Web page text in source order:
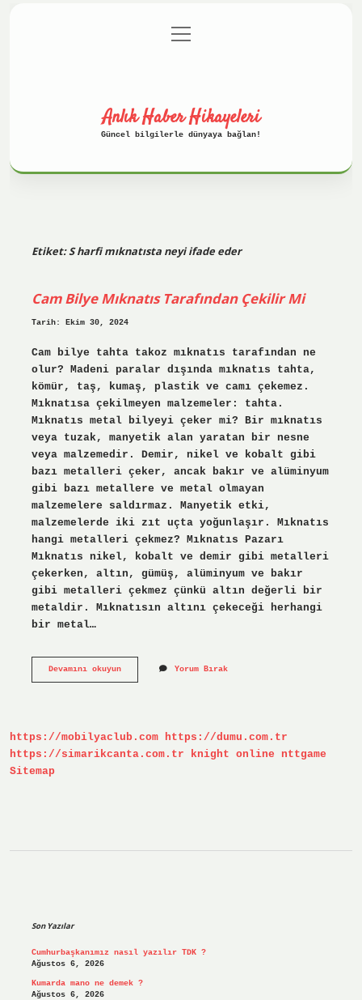
Gizlilik Politikası
menüyü
aç
Anlık Haber Hikayeleri
Güncel bilgilerle dünyaya bağlan!
Etiket:S harfi mıknatısta neyi ifade eder
Cam Bilye Mıknatıs Tarafından Çekilir Mi
Tarih: Ekim 30, 2024
Cam bilye tahta takoz mıknatıs tarafından ne
olur? Madeni paralar dışında mıknatıs tahta,
kömür, taş, kumaş, plastik ve camı çekemez.
Mıknatısa çekilmeyen malzemeler: tahta.
Mıknatıs metal bilyeyi çeker mi? Bir mıknatıs
veya tuzak, manyetik alan yaratan bir nesne
veya malzemedir. Demir, nikel ve kobalt gibi
bazı metalleri çeker, ancak bakır ve alüminyum
gibi bazı metallere ve metal olmayan
malzemelere saldırmaz. Manyetik etki,
malzemelerde iki zıt uçta yoğunlaşır. Mıknatıs
hangi metalleri çekmez? Mıknatıs Pazarı
Mıknatıs nikel, kobalt ve demir gibi metalleri
çekerken, altın, gümüş, alüminyum ve bakır
gibi metalleri çekmez çünkü altın değerli bir
metaldir. Mıknatısın altını çekeceği herhangi
bir metal…
Devamını okuyunCam
Yorum Bırak
https://mobilyaclub.com https://dumu.com.tr
https://simarikcanta.com.tr
knight online
nttgame
Sitemap
Son Yazılar
Cumhurbaşkanımız nasıl yazılır TDK ?
Ağustos 6, 2026
Kumarda mano ne demek ?
Ağustos 6, 2026